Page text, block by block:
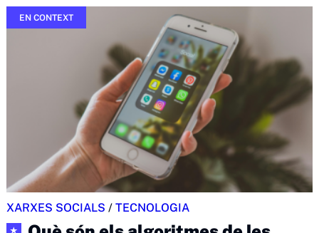
EN CONTEXT
XARXES SOCIALS / TECNOLOGIA
★